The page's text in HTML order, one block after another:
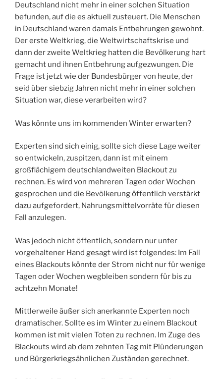
Deutschland nicht mehr in einer solchen Situation
befunden, auf die es aktuell zusteuert. Die Menschen
in Deutschland waren damals Entbehrungen gewohnt.
Der erste Weltkrieg, die Weltwirtschaftskrise und
dann der zweite Weltkrieg hatten die Bevölkerung hart
gemacht und ihnen Entbehrung aufgezwungen. Die
Frage ist jetzt wie der Bundesbürger von heute, der
seid über siebzig Jahren nicht mehr in einer solchen
Situation war, diese verarbeiten wird?
Was könnte uns im kommenden Winter erwarten?
Experten sind sich einig, sollte sich diese Lage weiter
so entwickeln, zuspitzen, dann ist mit einem
großflächigem deutschlandweiten Blackout zu
rechnen. Es wird von mehreren Tagen oder Wochen
gesprochen und die Bevölkerung öffentlich verstärkt
dazu aufgefordert, Nahrungsmittelvorräte für diesen
Fall anzulegen.
Was jedoch nicht öffentlich, sondern nur unter
vorgehaltener Hand gesagt wird ist folgendes: Im Fall
eines Blackouts könnte der Strom nicht nur für wenige
Tagen oder Wochen wegbleiben sondern für bis zu
achtzehn Monate!
Mittlerweile äußer sich anerkannte Experten noch
dramatischer. Sollte es im Winter zu einem Blackout
kommen ist mit vielen Toten zu rechnen. Im Zuge des
Blackouts wird ab dem zehnten Tag mit Plünderungen
und Bürgerkriegsähnlichen Zuständen gerechnet.